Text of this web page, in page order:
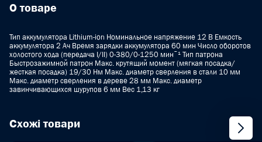
О товаре
Тип аккумулятора Lithium-ion Номинальное напряжение 12 B Емкость
аккумулятора 2 Aч Время зарядки аккумулятора 60 мин Число оборотов
холостого хода (передача I/II) 0-380/0-1250 минˉ¹ Тип патрона
Быстрозажимной патрон Макс. крутящий момент (мягкая посадка/
жесткая посадка) 19/30 Нм Макс. диаметр сверления в стали 10 мм
Макс. диаметр сверления в дереве 28 мм Макс. диаметр
завинчивающихся шурупов 6 мм Вес 1,13 кг
Схожі товари